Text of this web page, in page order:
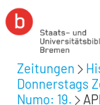
Zeitungen
Donnerstags
Numo: 19.